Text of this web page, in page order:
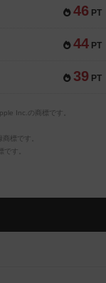
46 PT
44 PT
39 PT
Inc.の商標です。
標です。
す。